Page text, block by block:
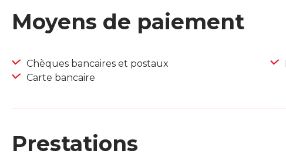
Moyens de paiement
Chèques bancaires et postaux
Carte bancaire
Prestations